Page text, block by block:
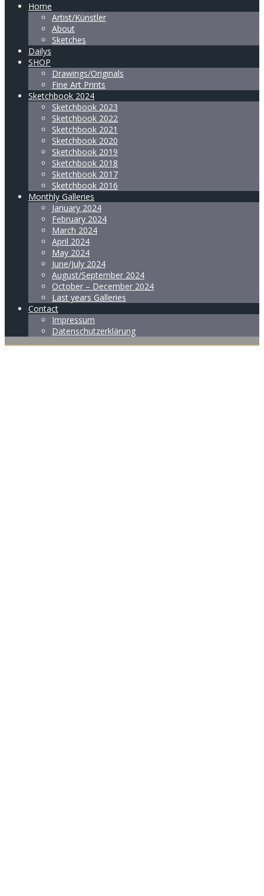
Home
Artist/Künstler
About
Sketches
Dailys
SHOP
Drawings/Originals
Fine Art Prints
Sketchbook 2024
Sketchbook 2023
Sketchbook 2022
Sketchbook 2021
Sketchbook 2020
Sketchbook 2019
Sketchbook 2018
Sketchbook 2017
Sketchbook 2016
Monthly Galleries
January 2024
February 2024
March 2024
April 2024
May 2024
June/July 2024
August/September 2024
October – December 2024
Last years Galleries
Contact
Impressum
Datenschutzerklärung